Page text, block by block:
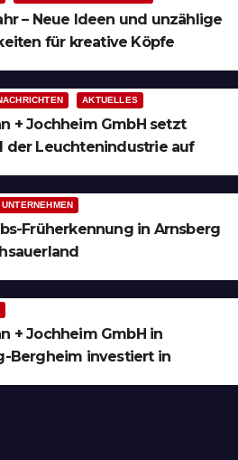
– Neue Ideen und unzählige
für kreative Köpfe
AKTUELLES
+ Jochheim GmbH setzt
der Leuchtenindustrie auf
Früherkennung in Arnsberg
+ Jochheim GmbH in
Bergheim investiert in